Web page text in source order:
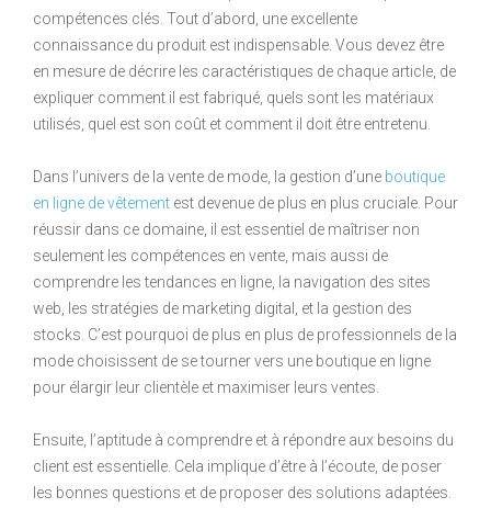
compétences clés. Tout d’abord, une excellente
connaissance du produit est indispensable. Vous devez être
en mesure de décrire les caractéristiques de chaque article, de
expliquer comment il est fabriqué, quels sont les matériaux
utilisés, quel est son coût et comment il doit être entretenu.
Dans l’univers de la vente de mode, la gestion d’une boutique
en ligne de vêtement est devenue de plus en plus cruciale. Pour
réussir dans ce domaine, il est essentiel de maîtriser non
seulement les compétences en vente, mais aussi de
comprendre les tendances en ligne, la navigation des sites
web, les stratégies de marketing digital, et la gestion des
stocks. C’est pourquoi de plus en plus de professionnels de la
mode choisissent de se tourner vers une boutique en ligne
pour élargir leur clientèle et maximiser leurs ventes.
Ensuite, l’aptitude à comprendre et à répondre aux besoins du
client est essentielle. Cela implique d’être à l’écoute, de poser
les bonnes questions et de proposer des solutions adaptées.